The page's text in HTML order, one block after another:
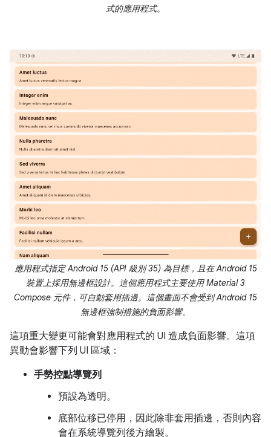
式的應用程式。
應用程式指定 Android 15 (API 級別 35) 為目標，且在 Android 15
裝置上採用無邊框設計。這個應用程式主要使用 Material 3
Compose 元件，可自動套用插邊。這個畫面不會受到 Android 15
無邊框強制措施的負面影響。
這項重大變更可能會對應用程式的 UI 造成負面影響。這項
異動會影響下列 UI 區域：
手勢控點導覽列
預設為透明。
底部位移已停用，因此除非套用插邊，否則內容
會在系統導覽列後方繪製。